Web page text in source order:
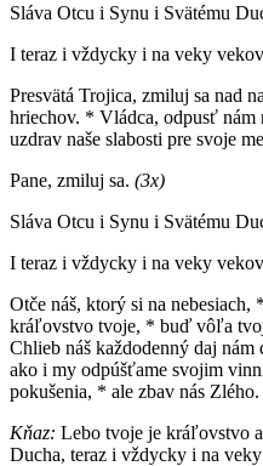
Sláva Otcu i Synu i Svätému
I teraz i vždycky i na veky
Presvätá Trojica, zmiluj sa nad
hriechov. * Vládca, odpusť nám
uzdrav naše slabosti pre svoje
Pane, zmiluj sa. (3x)
Sláva Otcu i Synu i Svätému
I teraz i vždycky i na veky
Otče náš, ktorý si na
kráľovstvo tvoje, * buď vôľa
Chlieb náš každodenný daj
ako i my odpúšťame svojim
pokušenia, * ale zbav nás Zlého.
Kňaz: Lebo tvoje je kráľovstvo
Ducha, teraz i vždycky i na